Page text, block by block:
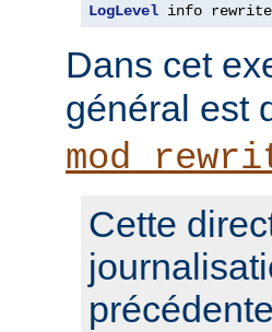
LogLevel info rewrite
Dans cet
général est
Cette